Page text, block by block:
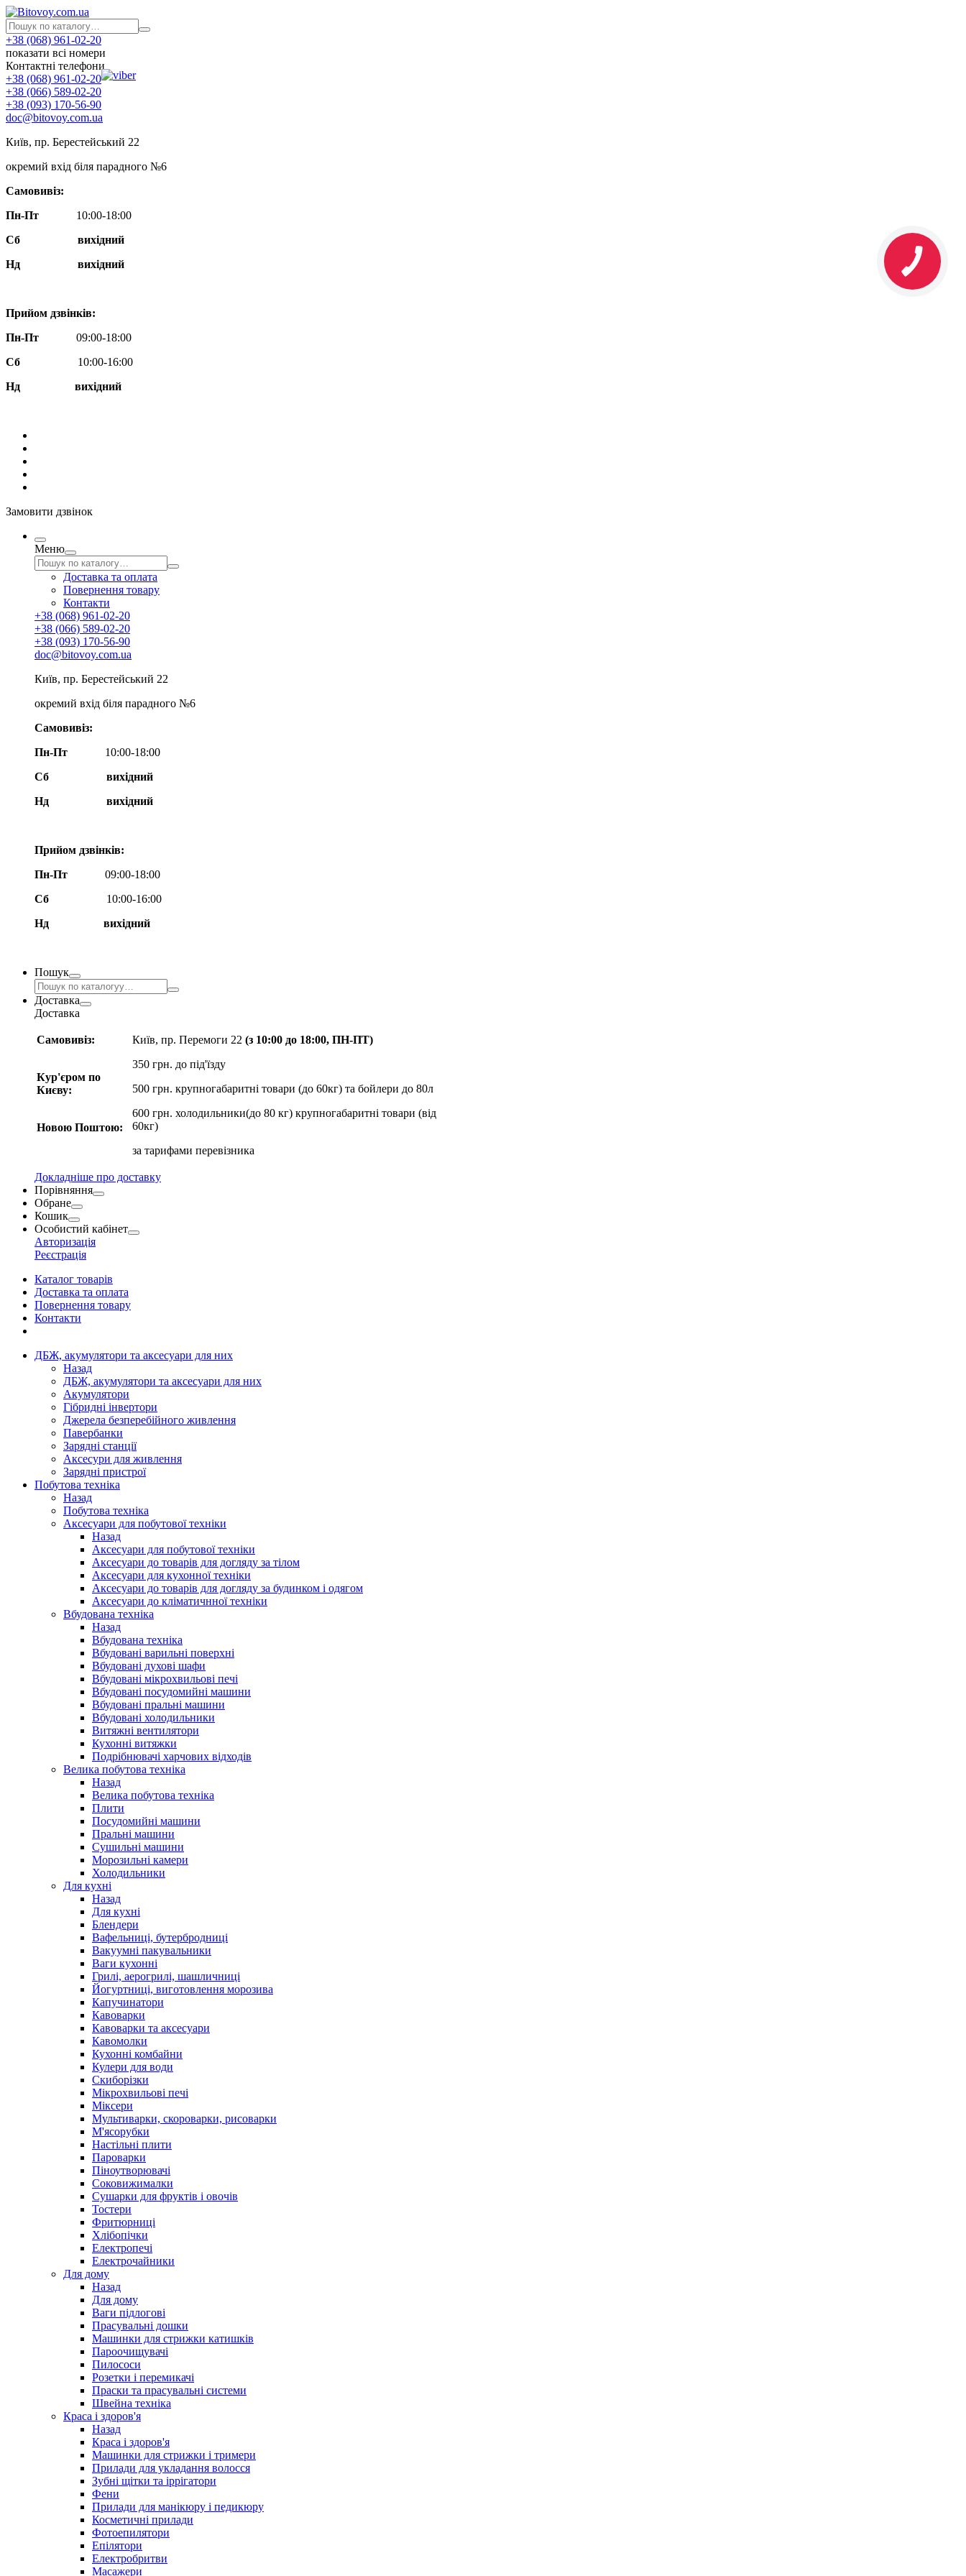
+38 (068) 961-02-20
показати всі номери
Контактні телефони
+38 (068) 961-02-20
+38 (066) 589-02-20
+38 (093) 170-56-90
doc@bitovoy.com.ua
Київ, пр. Берестейський 22
окремий вхід біля парадного №6
Самовивіз:
Пн-Пт
10:00-18:00
Сб
вихідний
Нд
вихідний
Прийом дзвінків:
Пн-Пт
09:00-18:00
Сб
10:00-16:00
Нд вихідний
Замовити дзвінок
Меню
Доставка та оплата
Повернення товару
Контакти
+38 (068) 961-02-20
+38 (066) 589-02-20
+38 (093) 170-56-90
doc@bitovoy.com.ua
Київ, пр. Берестейський 22
окремий вхід біля парадного №6
Самовивіз:
Пн-Пт
10:00-18:00
Сб
вихідний
Нд
вихідний
Прийом дзвінків:
Пн-Пт
09:00-18:00
Сб
10:00-16:00
Нд вихідний
Пошук
Доставка
Доставка
Самовивіз:
Кур'єром по
Києву:
Новою Поштою:
Київ, пр. Перемоги 22 (з 10:00 до 18:00, ПН-ПТ)
350 грн. до під'їзду
500 грн. крупногабаритні товари (до 60кг) та бойлери до 80л
600 грн. холодильники(до 80 кг) крупногабаритні товари (від
60кг)
за тарифами перевізника
Докладніше про доставку
Порівняння
Обране
Кошик
Особистий кабінет
Авторизація
Реєстрація
Каталог товарів
Доставка та оплата
Повернення товару
Контакти
ДБЖ, акумулятори та аксесуари для них
Назад
ДБЖ, акумулятори та аксесуари для них
Акумулятори
Гібридні інвертори
Джерела безперебійного живлення
Павербанки
Зарядні станції
Аксесури для живлення
Зарядні пристрої
Побутова техніка
Назад
Побутова техніка
Аксесуари для побутової техніки
Назад
Аксесуари для побутової техніки
Аксесуари до товарів для догляду за тілом
Аксесуари для кухонної техніки
Аксесуари до товарів для догляду за будинком і одягом
Аксесуари до кліматичнної техніки
Вбудована техніка
Назад
Вбудована техніка
Вбудовані варильні поверхні
Вбудовані духові шафи
Вбудовані мікрохвильові печі
Вбудовані посудомийні машини
Вбудовані пральні машини
Вбудовані холодильники
Витяжні вентилятори
Кухонні витяжки
Подрібнювачі харчових відходів
Велика побутова техніка
Назад
Велика побутова техніка
Плити
Посудомийні машини
Пральні машини
Сушильні машини
Морозильні камери
Холодильники
Для кухні
Назад
Для кухні
Блендери
Вафельниці, бутербродниці
Вакуумні пакувальники
Ваги кухонні
Грилі, аерогрилі, шашличниці
Йогуртниці, виготовлення морозива
Капучинатори
Кавоварки
Кавоварки та аксесуари
Кавомолки
Кухонні комбайни
Кулери для води
Скиборізки
Мікрохвильові печі
Міксери
Мультиварки, скороварки, рисоварки
М'ясорубки
Настільні плити
Пароварки
Піноутворювачі
Соковижималки
Сушарки для фруктів і овочів
Тостери
Фритюрниці
Хлібопічки
Електропечі
Електрочайники
Для дому
Назад
Для дому
Ваги підлогові
Прасувальні дошки
Машинки для стрижки катишків
Пароочищувачі
Пилососи
Розетки і перемикачі
Праски та прасувальні системи
Швейна техніка
Краса і здоров'я
Назад
Краса і здоров'я
Машинки для стрижки і тримери
Прилади для укладання волосся
Зубні щітки та іррігатори
Фени
Прилади для манікюру і педикюру
Косметичні прилади
Фотоепилятори
Епілятори
Електробритви
Масажери